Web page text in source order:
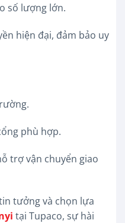
số lượng lớn.
hiện đại, đảm bảo uy
phù hợp.
trợ vận chuyển giao
tưởng và chọn lựa
tại Tupaco, sự hài